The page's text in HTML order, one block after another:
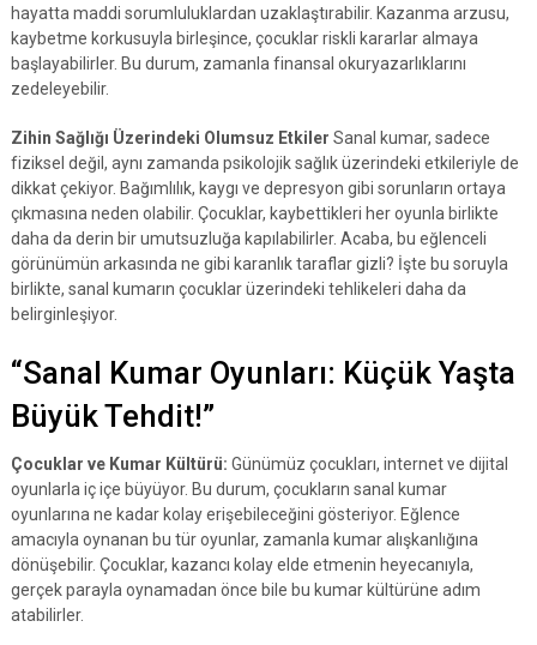
hayatta maddi sorumluluklardan uzaklaştırabilir. Kazanma arzusu,
kaybetme korkusuyla birleşince, çocuklar riskli kararlar almaya
başlayabilirler. Bu durum, zamanla finansal okuryazarlıklarını
zedeleyebilir.
Zihin Sağlığı Üzerindeki Olumsuz Etkiler Sanal kumar, sadece
fiziksel değil, aynı zamanda psikolojik sağlık üzerindeki etkileriyle de
dikkat çekiyor. Bağımlılık, kaygı ve depresyon gibi sorunların ortaya
çıkmasına neden olabilir. Çocuklar, kaybettikleri her oyunla birlikte
daha da derin bir umutsuzluğa kapılabilirler. Acaba, bu eğlenceli
görünümün arkasında ne gibi karanlık taraflar gizli? İşte bu soruyla
birlikte, sanal kumarın çocuklar üzerindeki tehlikeleri daha da
belirginleşiyor.
“Sanal Kumar Oyunları: Küçük Yaşta
Büyük Tehdit!”
Çocuklar ve Kumar Kültürü: Günümüz çocukları, internet ve dijital
oyunlarla iç içe büyüyor. Bu durum, çocukların sanal kumar
oyunlarına ne kadar kolay erişebileceğini gösteriyor. Eğlence
amacıyla oynanan bu tür oyunlar, zamanla kumar alışkanlığına
dönüşebilir. Çocuklar, kazancı kolay elde etmenin heyecanıyla,
gerçek parayla oynamadan önce bile bu kumar kültürüne adım
atabilirler.